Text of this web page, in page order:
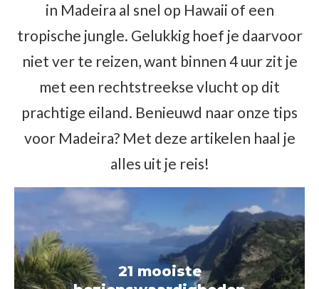
in Madeira al snel op Hawaii of een
tropische jungle. Gelukkig hoef je daarvoor
niet ver te reizen, want binnen 4 uur zit je
met een rechtstreekse vlucht op dit
prachtige eiland. Benieuwd naar onze tips
voor Madeira? Met deze artikelen haal je
alles uit je reis!
21 mooiste